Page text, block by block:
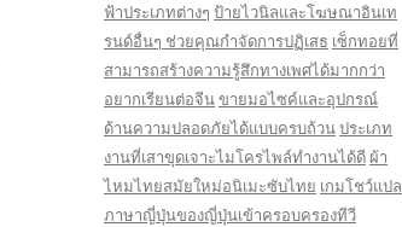
ฟ้าประเภทต่างๆ ป้ายไวนิลและโฆษณาอินเท
รนด์อื่นๆ ช่วยคุณกำจัดการปฏิเสธ เซ็กทอยที่
สามารถสร้างความรู้สึกทางเพศได้มากกว่า
อยากเรียนต่อจีนขายมอไซค์และอุปกรณ์
ด้านความปลอดภัยได้แบบครบถ้วนประเภท
งานที่เสาขุดเจาะไมโครไพล์ทำงานได้ดี ผ้า
ไหมไทยสมัยใหม่อนิเมะซับไทย เกมโชว์แปล
ภาษาญี่ปุ่นของญี่ปุ่นเข้าครอบครองทีวี